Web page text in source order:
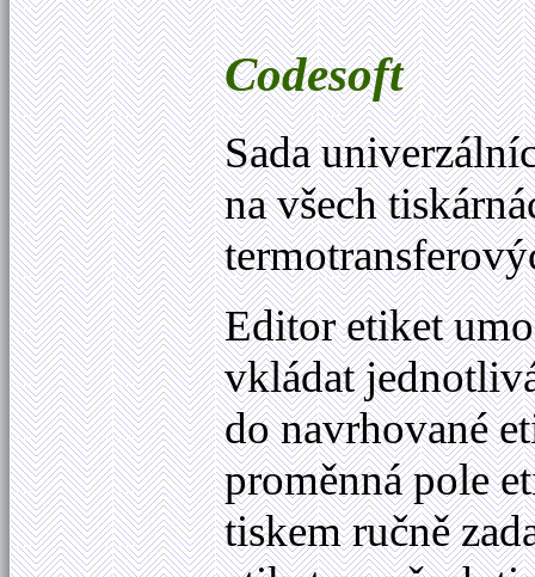
Codesoft
Sada
na všech
Editor etiket
vkládat
do navrhované
proměnná pole
tiskem ručně